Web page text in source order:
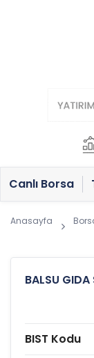
Canlı Borsa
Anasayfa
BALSU GIDA
BIST Kodu